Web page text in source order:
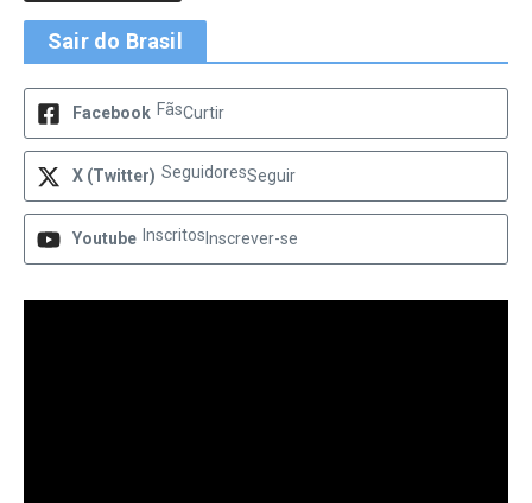
Sair do Brasil
Facebook FãsCurtir
X (Twitter) SeguidoresSeguir
Youtube Inscritos Inscrever-se